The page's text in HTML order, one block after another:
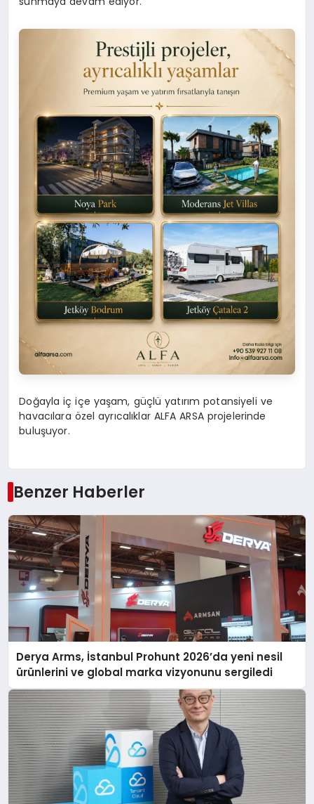
Doğayla iç içe yaşam, güçlü yatırım potansiyeli ve
havacılara özel ayrıcalıklar ALFA ARSA projelerinde
buluşuyor.
Benzer Haberler
Derya Arms, İstanbul Prohunt 2026’da yeni nesil
ürünlerini ve global marka vizyonunu sergiledi